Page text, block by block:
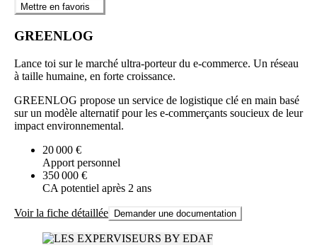
Mettre en favoris
GREENLOG
Lance toi sur le marché ultra-porteur du e-commerce. Un réseau
à taille humaine, en forte croissance.
GREENLOG propose un service de logistique clé en main basé
sur un modèle alternatif pour les e-commerçants soucieux de leur
impact environnemental.
20 000 €
Apport personnel
350 000 €
CA potentiel après 2 ans
Voir la fiche détaillée Demander une documentation